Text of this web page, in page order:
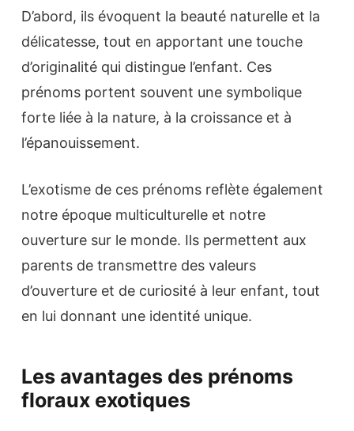
D’abord, ils évoquent la beauté naturelle et la
délicatesse, tout en apportant une touche
d’originalité qui distingue l’enfant. Ces
prénoms portent souvent une symbolique
forte liée à la nature, à la croissance et à
l’épanouissement.
L’exotisme de ces prénoms reflète également
notre époque multiculturelle et notre
ouverture sur le monde. Ils permettent aux
parents de transmettre des valeurs
d’ouverture et de curiosité à leur enfant, tout
en lui donnant une identité unique.
Les avantages des prénoms
floraux exotiques